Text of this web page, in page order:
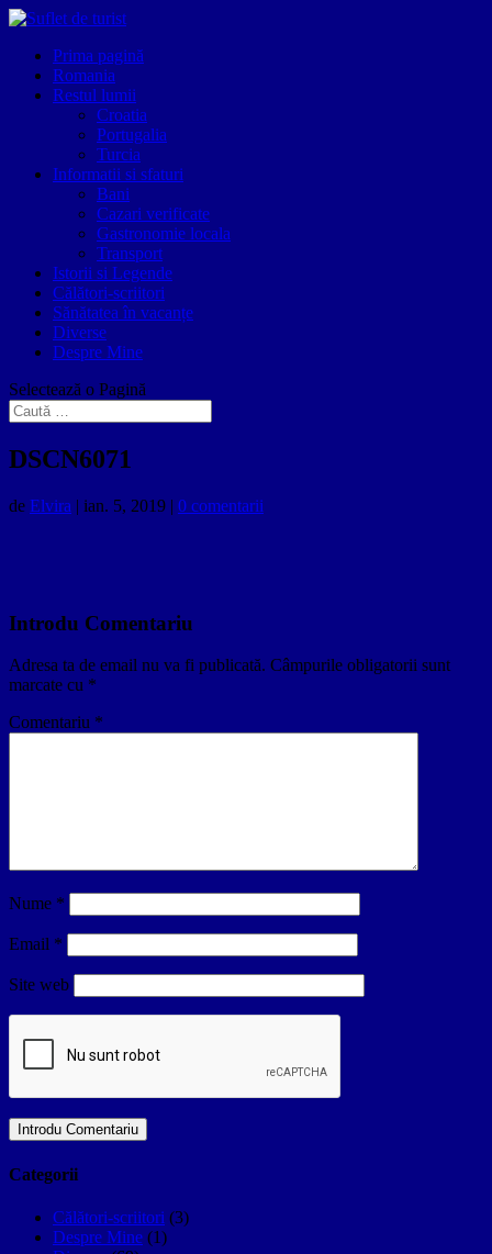
Prima pagină
Romania
Restul lumii
Croatia
Portugalia
Turcia
Informatii si sfaturi
Bani
Cazari verificate
Gastronomie locala
Transport
Istorii si Legende
Călători-scriitori
Sănătatea în vacanțe
Diverse
Despre Mine
Selectează o Pagină
DSCN6071
de Elvira | ian. 5, 2019 | 0 comentarii
Introdu Comentariu
Adresa ta de email nu va fi publicată. Câmpurile obligatorii sunt
marcate cu *
Comentariu *
Nume *
Email *
Site web
Categorii
Călători-scriitori (3)
Despre Mine (1)